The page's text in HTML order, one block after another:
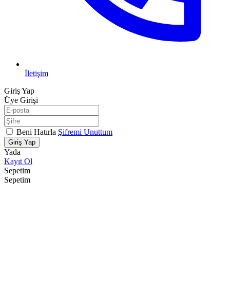
İletişim
Giriş Yap
Üye Girişi
Beni Hatırla Şifremi Unuttum
Giriş Yap
Yada
Kayıt Ol
Sepetim
Sepetim